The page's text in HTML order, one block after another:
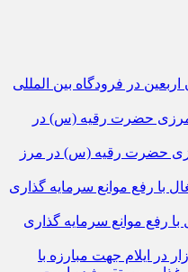
در فرودگاه بین المللی
حضرت رقیه (س) در مرز
با رفع موانع سرمایه‌ گذاری